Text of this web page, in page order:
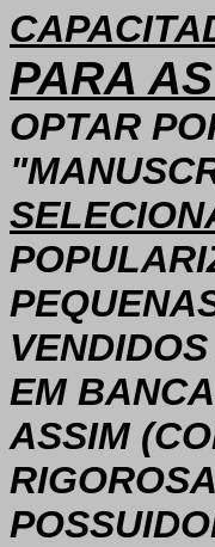
PARA
OPTAR
EM
ASSIM